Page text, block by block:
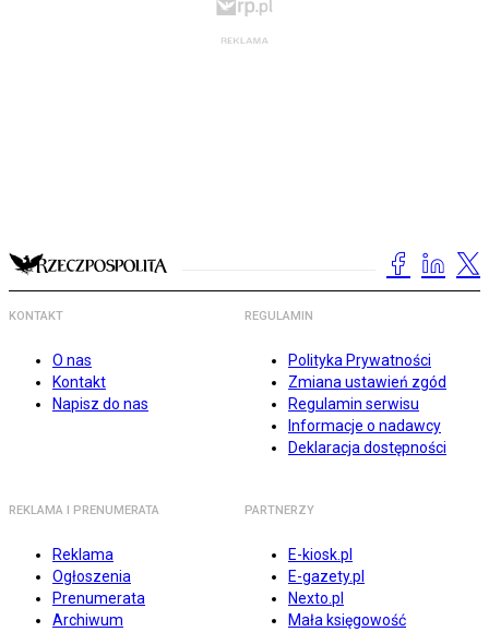
KONTAKT
O nas
Kontakt
Napisz do nas
REGULAMIN
Polityka Prywatności
Zmiana ustawień zgód
Regulamin serwisu
Informacje o nadawcy
Deklaracja dostępności
REKLAMA I PRENUMERATA
Reklama
Ogłoszenia
Prenumerata
Archiwum
PARTNERZY
E-kiosk.pl
E-gazety.pl
Nexto.pl
Mała księgowość